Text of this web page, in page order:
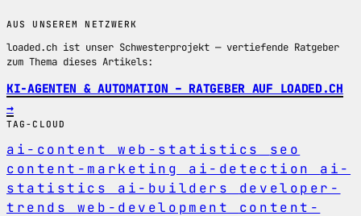
AUS UNSEREM NETZWERK
loaded.ch ist unser Schwesterprojekt — vertiefende Ratgeber
zum Thema dieses Artikels:
KI-AGENTEN & AUTOMATION – RATGEBER AUF LOADED.CH
→
TAG-CLOUD
ai-contentweb-statistics seo
content-marketing ai-detection ai-
statistics ai-builders developer-
trends web-development content-